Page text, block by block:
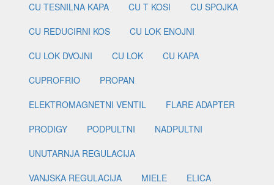
CU TESNILNA KAPA
CU T KOSI
CU SPOJKA
CU REDUCIRNI KOS
CU LOK ENOJNI
CU LOK DVOJNI
CU LOK
CU KAPA
CUPROFRIO
PROPAN
ELEKTROMAGNETNI VENTIL
FLARE ADAPTER
PRODIGY
PODPULTNI
NADPULTNI
UNUTARNJA REGULACIJA
VANJSKA REGULACIJA
MIELE
ELICA